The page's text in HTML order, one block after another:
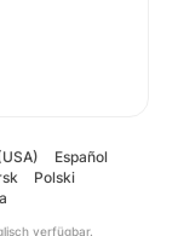
Español
Polski
verfügbar.